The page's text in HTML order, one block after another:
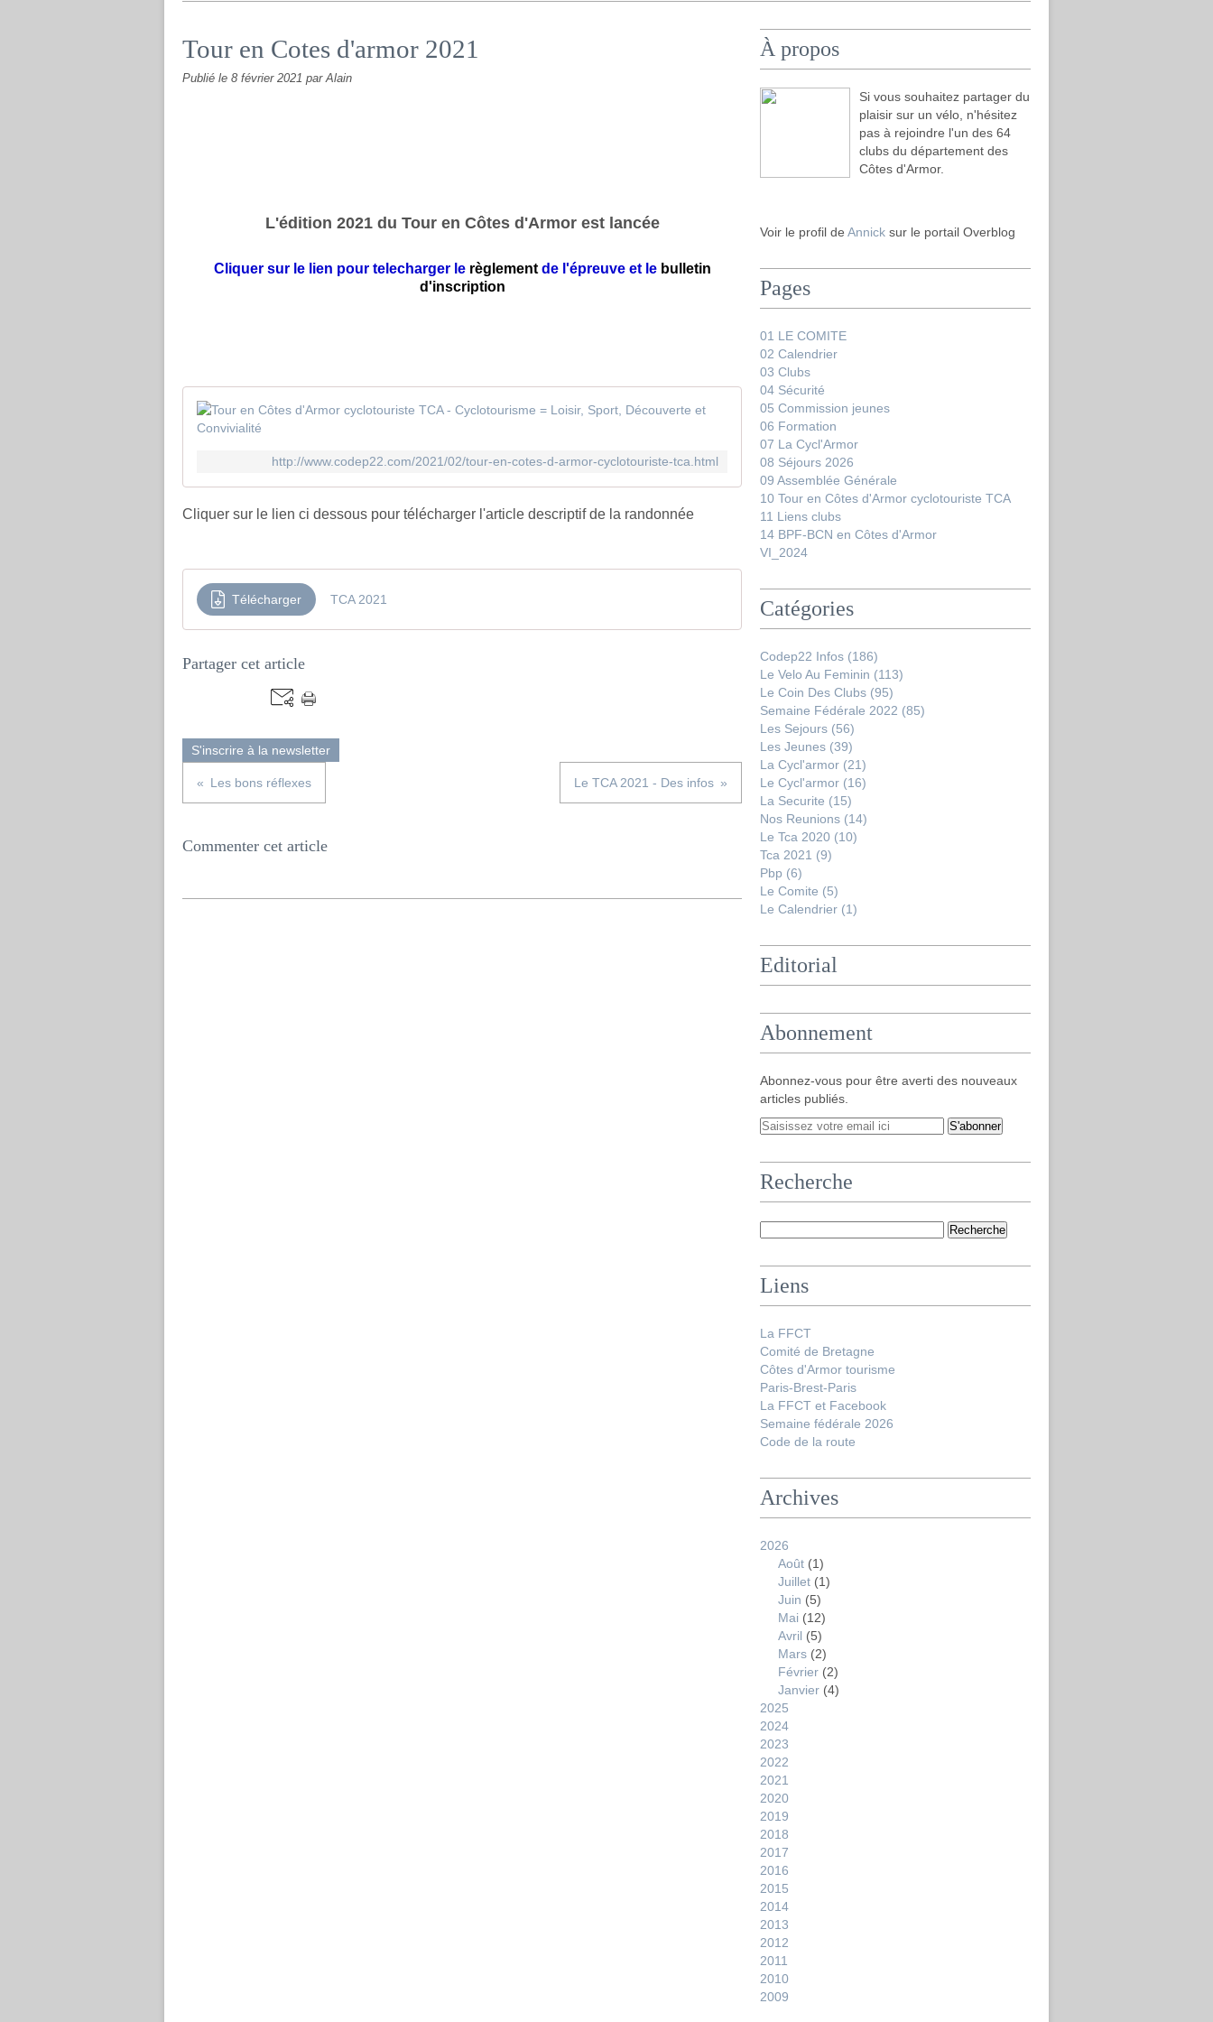
Tour en Cotes d'armor 2021
Publié le 8 février 2021 par Alain
L'édition 2021 du Tour en Côtes d'Armor est lancée
Cliquer sur le lien pour telecharger le règlementde l'épreuve et le bulletin
d'inscription
Tour en Côtes d'Armor cyclotouriste TCA - Cyclotourisme = Loisir,
http://www.codep22.com/2021/02/tour-en-cotes-d-armor-cyclotouriste-tca.html
Cliquer sur le lien ci dessous pour télécharger l'article descriptif de la randonnée
Télécharger TCA 2021
Partager cet article
S'inscrire à la newsletter
Les bons réflexes Le TCA 2021 - Des infos
Commenter cet article
À propos
Si vous souhaitez partager du
plaisir sur un vélo, n'hésitez
pas à rejoindre l'un des 64
clubs du département des
Côtes d'Armor.
Voir le profil de Annick sur le portail Overblog
Pages
01 LE COMITE
02 Calendrier
03 Clubs
04 Sécurité
05 Commission jeunes
06 Formation
07 La Cycl'Armor
08 Séjours 2026
09 Assemblée Générale
10 Tour en Côtes d'Armor cyclotouriste TCA
11 Liens clubs
14 BPF-BCN en Côtes d'Armor
VI_2024
Catégories
Codep22 Infos (186)
Le Velo Au Feminin (113)
Le Coin Des Clubs (95)
Semaine Fédérale 2022 (85)
Les Sejours (56)
Les Jeunes (39)
La Cycl'armor (21)
Le Cycl'armor (16)
La Securite (15)
Nos Reunions (14)
Le Tca 2020 (10)
Tca 2021 (9)
Pbp (6)
Le Comite (5)
Le Calendrier (1)
Editorial
Abonnement
Abonnez-vous pour être averti des nouveaux
articles publiés.
Recherche
Liens
La FFCT
Comité de Bretagne
Côtes d'Armor tourisme
Paris-Brest-Paris
La FFCT et Facebook
Semaine fédérale 2026
Code de la route
Archives
2026
Août (1)
Juillet (1)
Juin (5)
Mai (12)
Avril (5)
Mars (2)
Février (2)
Janvier (4)
2025
2024
2023
2022
2021
2020
2019
2018
2017
2016
2015
2014
2013
2012
2011
2010
2009